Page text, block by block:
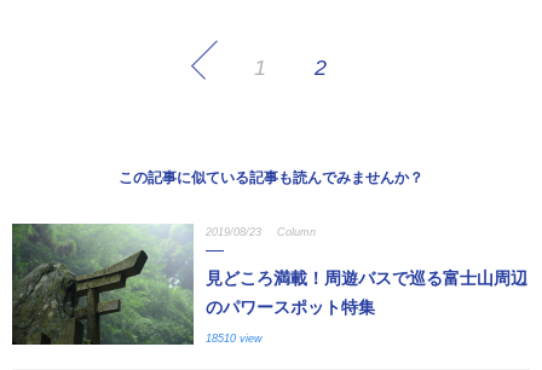
1 2
この記事に似ている記事も読んでみませんか？
2019/08/23 Column
見どころ満載！周遊バスで巡る富士山周辺
のパワースポット特集
18510 view